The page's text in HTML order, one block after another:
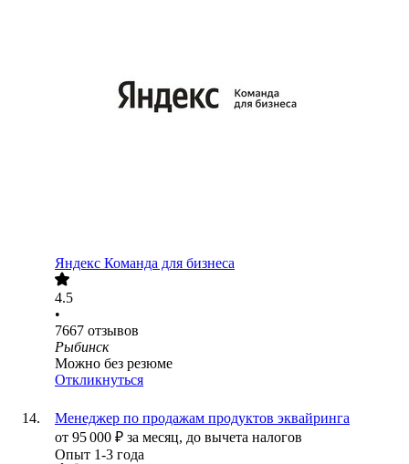
Яндекс Команда для бизнеса
4.5
•
7667 отзывов
Рыбинск
Можно без резюме
Откликнуться
Менеджер по продажам продуктов эквайринга
от 95 000 ₽ за месяц, до вычета налогов
Опыт 1-3 года